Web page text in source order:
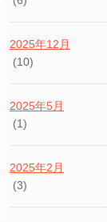
2025年12月
(10)
2025年5月
(1)
2025年2月
(3)